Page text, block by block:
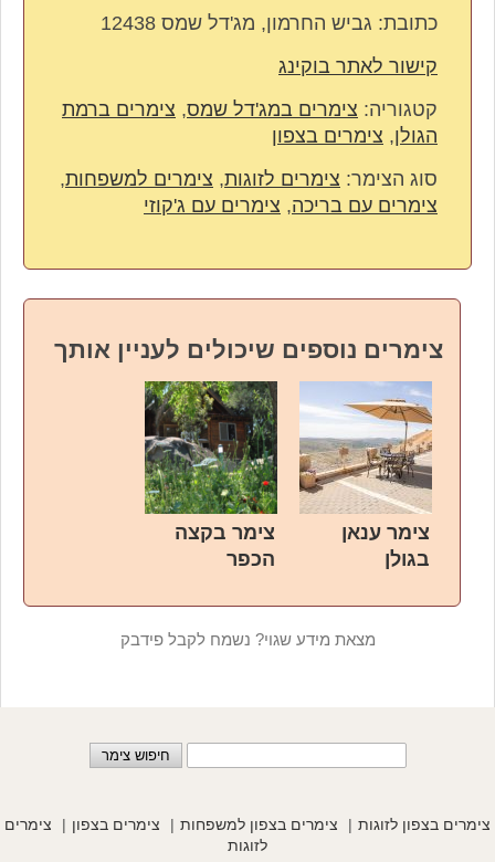
כתובת: גביש החרמון, מג'דל שמס 12438
קישור לאתר בוקינג
קטגוריה: צימרים במג'דל שמס, צימרים ברמת
הגולן, צימרים בצפון
סוג הצימר: צימרים לזוגות, צימרים למשפחות,
צימרים עם בריכה, צימרים עם ג'קוזי
צימרים נוספים שיכולים לעניין אותך
צימר ענאן
בגולן
צימר בקצה
הכפר
מצאת מידע שגוי? נשמח לקבל פידבק
צימרים בצפון לזוגות צימרים בצפון למשפחות צימרים בצפון
צימרים
לזוגות